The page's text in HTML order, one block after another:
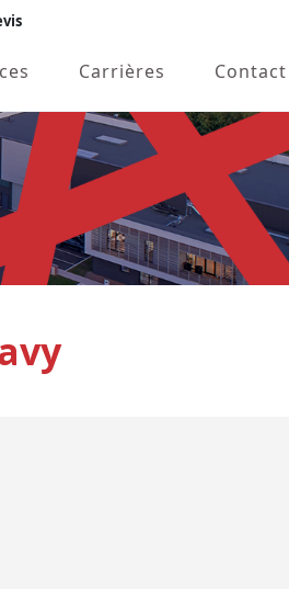
Carrières Contact